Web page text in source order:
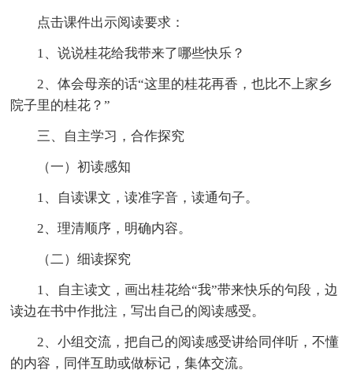
点击课件出示阅读要求：
1、说说桂花给我带来了哪些快乐？
2、体会母亲的话“这里的桂花再香，也比不上家乡
院子里的桂花？”
三、自主学习，合作探究
（一）初读感知
1、自读课文，读准字音，读通句子。
2、理清顺序，明确内容。
（二）细读探究
1、自主读文，画出桂花给“我”带来快乐的句段，边
读边在书中作批注，写出自己的阅读感受。
2、小组交流，把自己的阅读感受讲给同伴听，不懂
的内容，同伴互助或做标记，集体交流。